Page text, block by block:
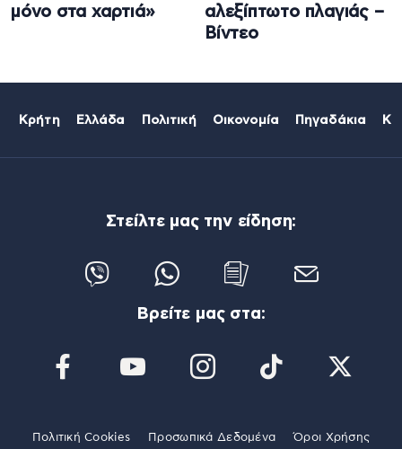
μόνο στα χαρτιά»
αλεξίπτωτο πλαγιάς –
Βίντεο
Κρήτη Ελλάδα Πολιτική Οικονομία Πηγαδάκια
Στείλτε μας την είδηση:
Βρείτε μας στα:
Πολιτική Cookies Προσωπικά Δεδομένα Όροι Χρήσης